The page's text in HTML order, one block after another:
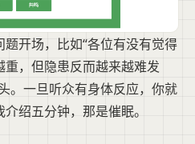
开场，比如“各位有没有觉得
，但隐患反而越来越难发
。一旦听众有身体反应，你就
绍五分钟，那是催眠。